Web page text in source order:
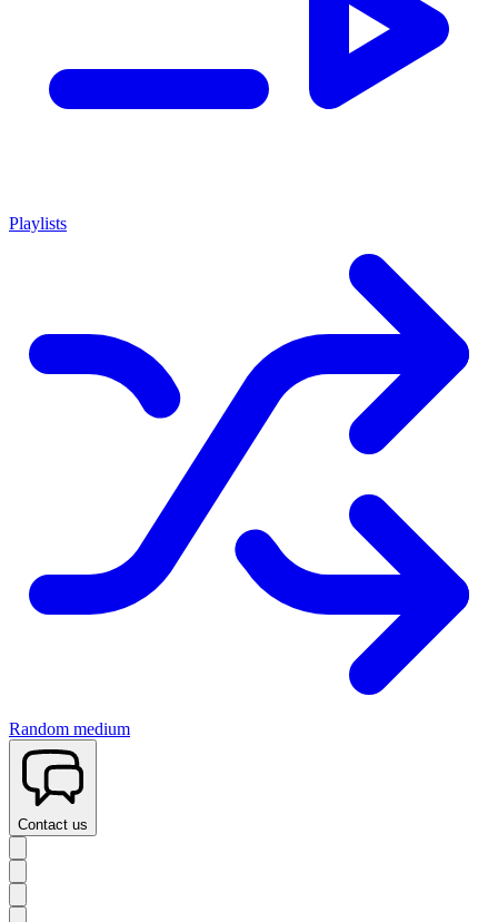
Playlists
Random medium
Contact us